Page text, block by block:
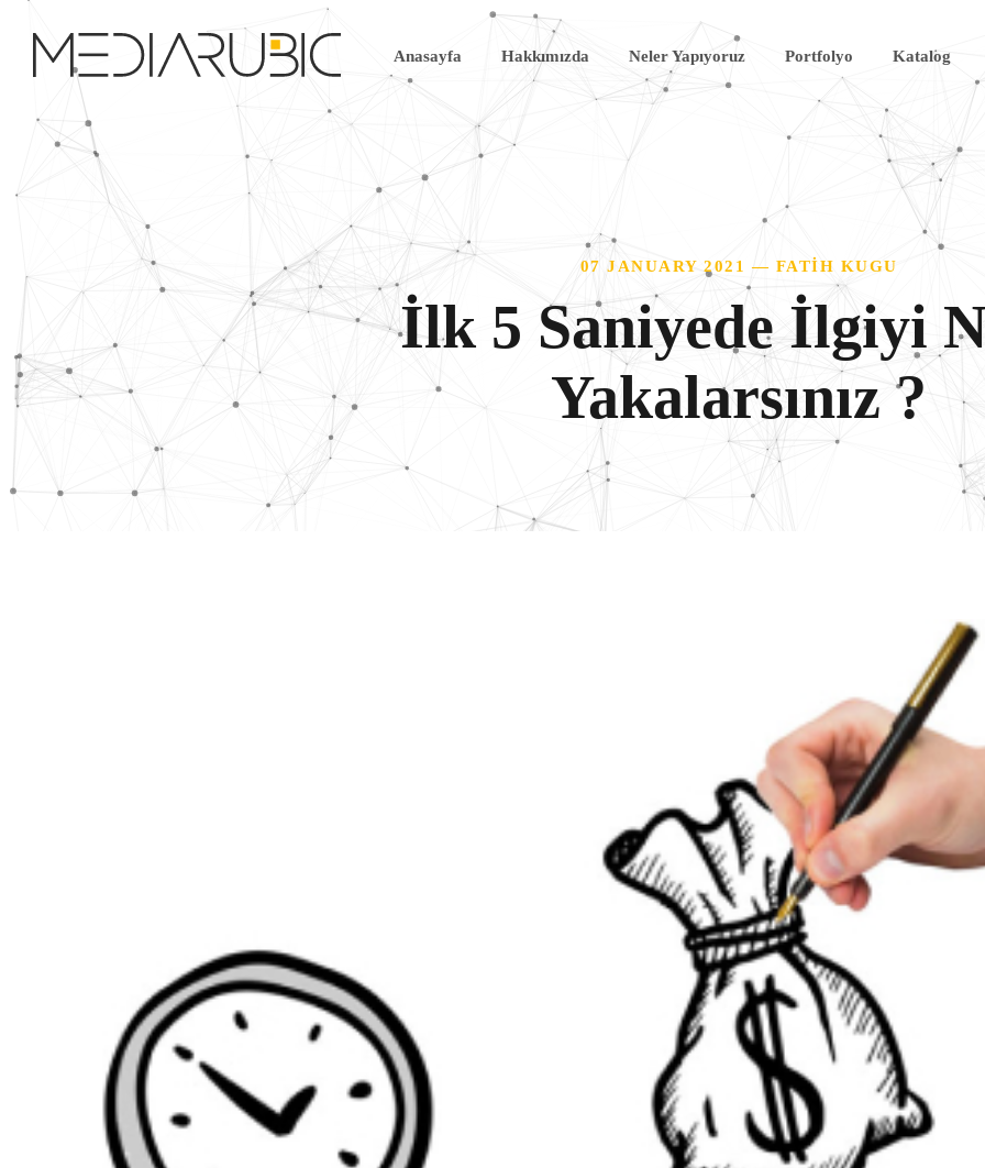
Anasayfa Hakkımızda Neler Yapıyoruz Portfolyo Katalog
07 JANUARY 2021 — FATIH KUGU
İlk 5 Saniyede İlgiyi
Yakalarsınız ?